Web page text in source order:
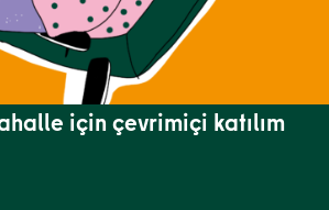
için çevrimiçi katılım